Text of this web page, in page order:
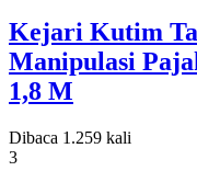
Kejari Kutim
Manipulasi
1,8 M
Dibaca 1.259 kali
3